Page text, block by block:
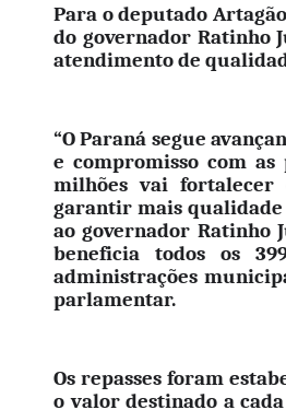
Para o deputado
do governador Ratinho
atendimento de
“O Paraná segue
e compromisso com as
milhões vai fortalecer
garantir mais qualidade
ao governador Ratinho
beneficia todos os
administrações
parlamentar.
Os repasses foram
o valor destinado a